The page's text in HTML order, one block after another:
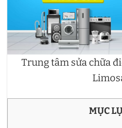
Trung tâm sửa chữa
MỤC